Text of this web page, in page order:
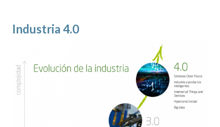
Industria 4.0